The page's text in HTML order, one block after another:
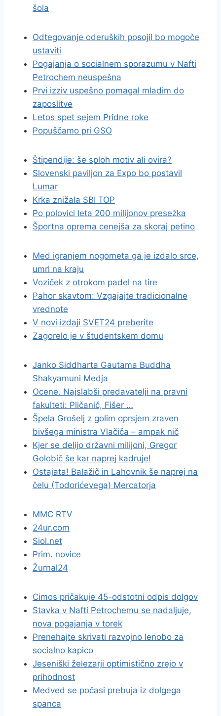
šola
Odtegovanje oderuških posojil bo mogoče
ustaviti
Pogajanja o socialnem sporazumu v Nafti
Petrochem neuspešna
Prvi izziv uspešno pomagal mladim do
zaposlitve
Letos spet sejem Pridne roke
Popuščamo pri GSO
Štipendije: še sploh motiv ali ovira?
Slovenski paviljon za Expo bo postavil
Lumar
Krka znižala SBI TOP
Po polovici leta 200 milijonov presežka
Športna oprema cenejša za skoraj petino
Med igranjem nogometa ga je izdalo srce,
umrl na kraju
Voziček z otrokom padel na tire
Pahor skavtom: Vzgajajte tradicionalne
vrednote
V novi izdaji SVET24 preberite
Zagorelo je v študentskem domu
Janko Siddharta Gautama Buddha
Shakyamuni Medja
Ocene. Najslabši predavatelji na pravni
fakulteti: Pličanič, Fišer …
Špela Grošelj z golim oprsjem zraven
bivšega ministra Vlačiča – ampak nič
Kjer se delijo državni milijoni, Gregor
Golobič še kar naprej kadruje!
Ostajata! Balažič in Lahovnik še naprej na
čelu (Todorićevega) Mercatorja
MMC RTV
24ur.com
Siol.net
Prim. novice
Žurnal24
Cimos pričakuje 45-odstotni odpis dolgov
Stavka v Nafti Petrochemu se nadaljuje,
nova pogajanja v torek
Prenehajte skrivati razvojno lenobo za
socialno kapico
Jeseniški železarji optimistično zrejo v
prihodnost
Medved se počasi prebuja iz dolgega
spanca